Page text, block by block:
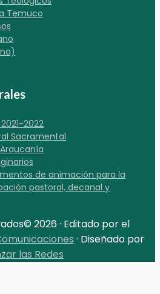
Temuco
2022
Sacramental
Araucanía
de animación para la
pastoral, decanal y
2026 · Editado por el
· Diseñado por
las Redes